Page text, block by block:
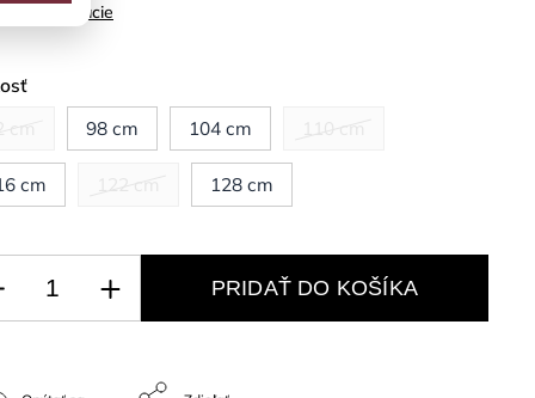
informácie
98 cm 104 cm
cm 128 cm
PRIDAŤ DO KOŠÍKA